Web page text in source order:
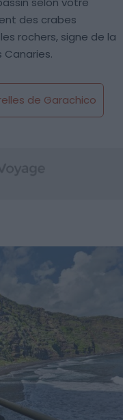
des crabes
rochers, signe de la
Canaries.
de Garachico